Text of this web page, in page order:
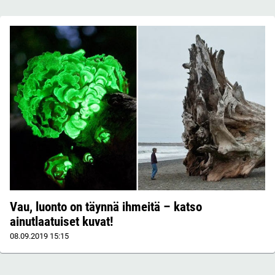
Vau, luonto on täynnä ihmeitä – katso
ainutlaatuiset kuvat!
08.09.2019 15:15